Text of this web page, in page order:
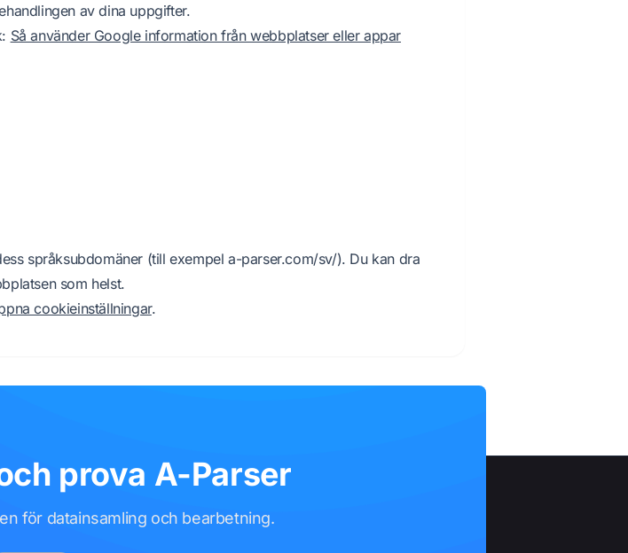
av dina uppgifter.
Så använder Google information från webbplatser eller appar
språksubdomäner (till exempel a-parser.com/sv/). Du kan dra
som helst.
cookieinställningar.
prova A-Parser
för datainsamling och bearbetning.